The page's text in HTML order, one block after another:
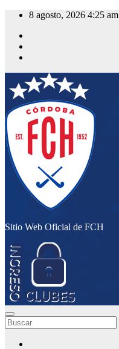
Saltar
contenido
8 agosto, 2026 4:25 am
Sitio Web Oficial de FCH